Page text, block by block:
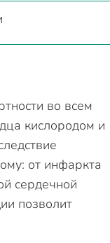
во всем
кислородом и
от инфаркта
сердечной
позволит